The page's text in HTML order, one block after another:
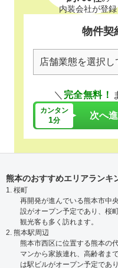
内装会社が登録
物件契
＼ 完全無料！
カンタン
1分 次へ
熊本のおすすめエリアランキ
1. 桜町
再開発が進んでいる熊本市中
設がオープン予定であり、桜
観光客も多く訪れます。
2. 熊本駅周辺
熊本市西区に位置する熊本の
マンから家族連れ、高齢者ま
は駅ビルがオープン予定であ